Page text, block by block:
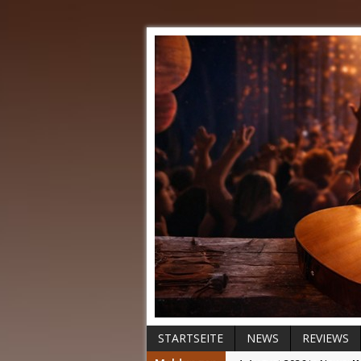
STARTSEITE NEWS REVIEWS